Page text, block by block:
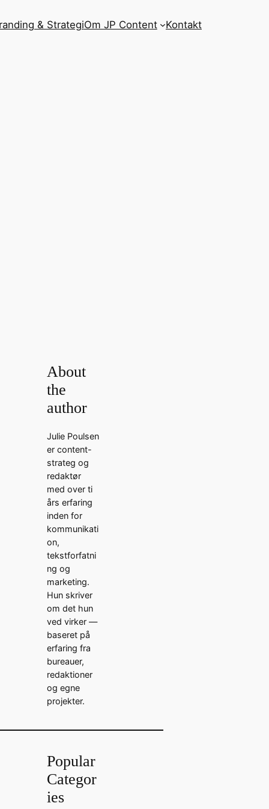
& StrategiOm JP Content Kontakt
About
the
author
Julie Poulsen
er content-
strateg og
redaktør
med over ti
års erfaring
inden for
kommunikati
on,
tekstforfatni
ng og
marketing.
Hun skriver
om det hun
ved virker —
baseret på
erfaring fra
bureauer,
redaktioner
og egne
projekter.
Popular
Categor
ies